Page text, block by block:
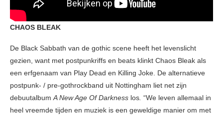
CHAOS BLEAK
De Black Sabbath van de gothic scene heeft het levenslicht
gezien, want met postpunkriffs en beats klinkt Chaos Bleak als
een erfgenaam van Play Dead en Killing Joke. De alternatieve
postpunk- / pre-gothrockband uit Nottingham liet net zijn
debuutalbum A New Age Of Darkness los “We leven allemaal in
heel vreemde tijden en muziek is een geweldige manier om met